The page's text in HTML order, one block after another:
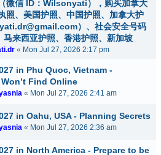
微信 ID：Wilsonyati），购买加拿大
照、美国护照、中国护照、加拿大护
）、社会安全号码
马来西亚护照、香港护照、新加坡
« Mon Jul 27, 2026 2:17 pm
in Phu Quoc, Vietnam -
Find Online
« Mon Jul 27, 2026 2:41 am
in Oahu, USA - Planning Secrets
« Mon Jul 27, 2026 2:36 am
in North America - Prepare to be